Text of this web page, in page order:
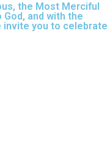
the Most Merciful
and with the
invite you to celebrate